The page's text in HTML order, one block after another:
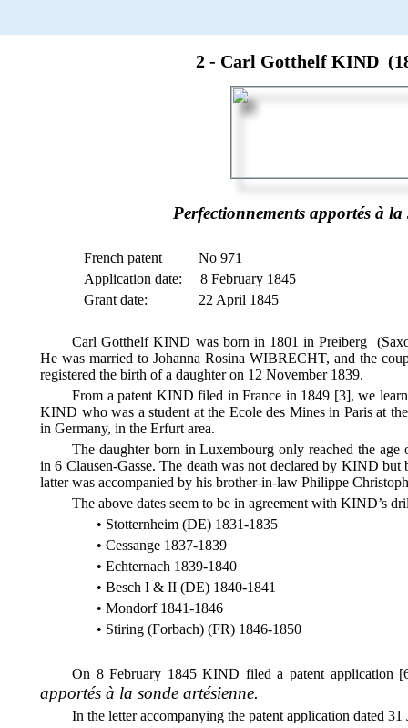
2 - Carl Gotthelf KIND
Perfectionnements apportés à la
French patent
No 971
Application date:
8 February 1845
Grant date:
22 April 1845
Carl Gotthelf KIND was born in 1801 in Preiberg
He was married to Johanna Rosina WIBRECHT, and the
registered the birth of a daughter on 12 November 1839.
From a patent KIND filed in France in 1849 [3], we
KIND who was a student at the Ecole des Mines in Paris at
in Germany, in the Erfurt area.
The daughter born in Luxembourg only reached the
in 6 Clausen-Gasse. The death was not declared by KIND
latter was accompanied by his brother-in-law Philippe
The above dates seem to be in agreement with KIND’s
Stotternheim (DE) 1831-1835
Cessange 1837-1839
Echternach 1839-1840
Besch I & II (DE) 1840-1841
Mondorf 1841-1846
Stiring (Forbach) (FR) 1846-1850
On 8 February 1845 KIND filed a patent application
apportés à la sonde artésienne.
In the letter accompanying the patent application dated